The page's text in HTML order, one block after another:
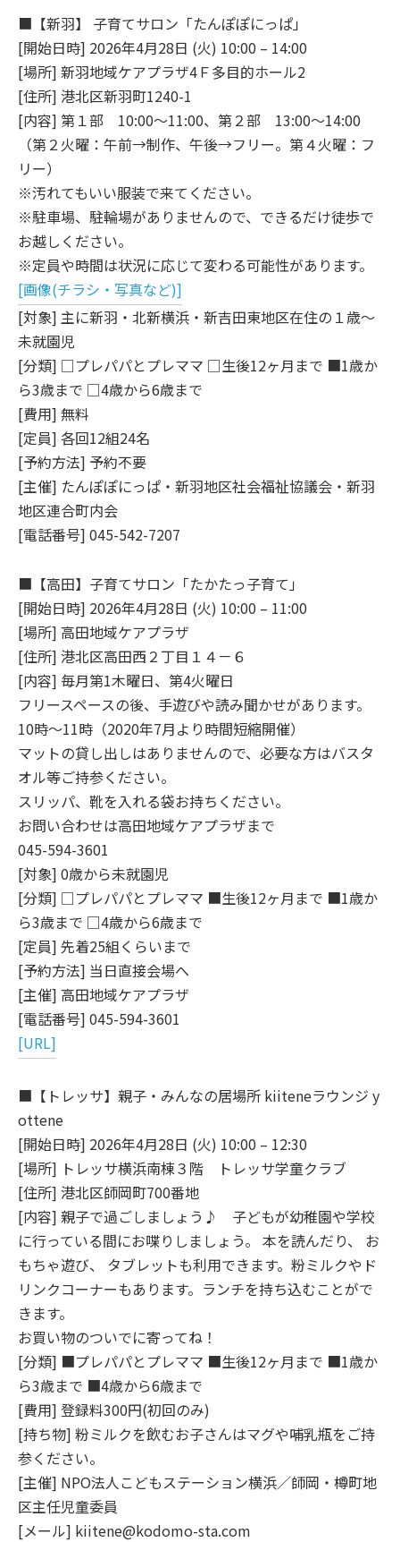
■【新羽】 子育てサロン「たんぽぽにっぱ」
[開始日時] 2026年4月28日 (火) 10:00 – 14:00
[場所] 新羽地域ケアプラザ4Ｆ多目的ホール2
[住所] 港北区新羽町1240-1
[内容] 第１部 10:00～11:00、第２部 13:00～14:00
（第２火曜：午前→制作、午後→フリー。第４火曜：フ
リー）
※汚れてもいい服装で来てください。
※駐車場、駐輪場がありませんので、できるだけ徒歩で
お越しください。
※定員や時間は状況に応じて変わる可能性があります。
[画像(チラシ・写真など)]
[対象] 主に新羽・北新横浜・新吉田東地区在住の１歳～
未就園児
[分類] □プレパパとプレママ □生後12ヶ月まで ■1歳か
ら3歳まで □4歳から6歳まで
[費用] 無料
[定員] 各回12組24名
[予約方法] 予約不要
[主催] たんぽぽにっぱ・新羽地区社会福祉協議会・新羽
地区連合町内会
[電話番号] 045-542-7207
■【高田】子育てサロン「たかたっ子育て」
[開始日時] 2026年4月28日 (火) 10:00 – 11:00
[場所] 高田地域ケアプラザ
[住所] 港北区高田西２丁目１４－６
[内容] 毎月第1木曜日、第4火曜日
フリースペースの後、手遊びや読み聞かせがあります。
10時～11時（2020年7月より時間短縮開催）
マットの貸し出しはありませんので、必要な方はバスタ
オル等ご持参ください。
スリッパ、靴を入れる袋お持ちください。
お問い合わせは高田地域ケアプラザまで
045-594-3601
[対象] 0歳から未就園児
[分類] □プレパパとプレママ ■生後12ヶ月まで ■1歳か
ら3歳まで □4歳から6歳まで
[定員] 先着25組くらいまで
[予約方法] 当日直接会場へ
[主催] 高田地域ケアプラザ
[電話番号] 045-594-3601
[URL]
■【トレッサ】親子・みんなの居場所 kiiteneラウンジ y
ottene
[開始日時] 2026年4月28日 (火) 10:00 – 12:30
[場所] トレッサ横浜南棟３階 トレッサ学童クラブ
[住所] 港北区師岡町700番地
[内容] 親子で過ごしましょう♪ 子どもが幼稚園や学校
に行っている間にお喋りしましょう。 本を読んだり、 お
もちゃ遊び、 タブレットも利用できます。粉ミルクやド
リンクコーナーもあります。ランチを持ち込むことがで
きます。
お買い物のついでに寄ってね！
[分類] ■プレパパとプレママ ■生後12ヶ月まで ■1歳か
ら3歳まで ■4歳から6歳まで
[費用] 登録料300円(初回のみ)
[持ち物] 粉ミルクを飲むお子さんはマグや哺乳瓶をご持
参ください。
[主催] NPO法人こどもステーション横浜／師岡・樽町地
区主任児童委員
[メール] kiitene@kodomo-sta.com